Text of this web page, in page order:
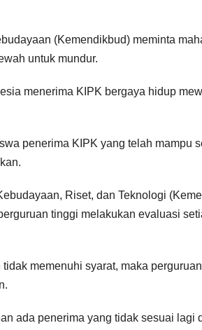
(Kemendikbud) meminta
untuk mundur.
menerima KIPK bergaya hidup
penerima KIPK yang telah mampu
Riset, dan Teknologi
tinggi melakukan evaluasi
memenuhi syarat, maka
ada penerima yang tidak sesuai lagi